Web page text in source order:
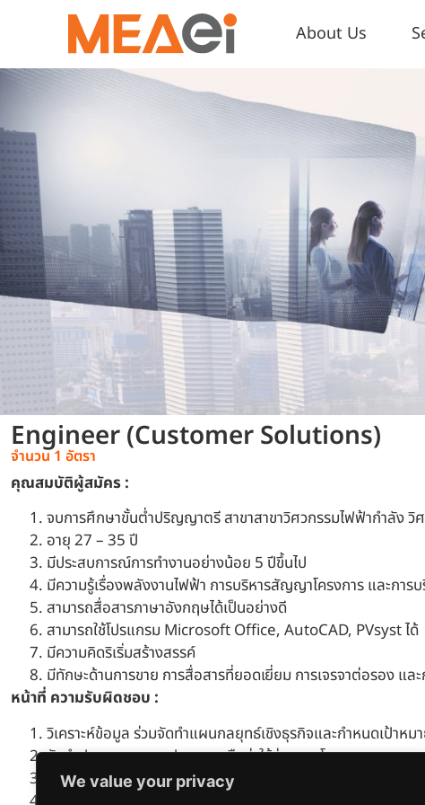
We value your privacy
About Us
Engineer (Customer Solutions)
จำนวน 1 อัตรา
คุณสมบัติผู้สมัคร :
จบการศึกษาขั้นต่ำปริญญาตรี สาขาสาขาวิศวกรรมไฟฟ้ากำลัง
อายุ 27 – 35 ปี
มีประสบการณ์การทำงานอย่างน้อย 5 ปีขึ้นไป
มีความรู้เรื่องพลังงานไฟฟ้า การบริหารสัญญาโครงการ และการ
สามารถสื่อสารภาษาอังกฤษได้เป็นอย่างดี
สามารถใช้โปรแกรม Microsoft Office, AutoCAD, PVsyst ได้
มีความคิดริเริ่มสร้างสรรค์
มีทักษะด้านการขาย การสื่อสารที่ยอดเยี่ยม การเจรจาต่อรอง และ
หน้าที่ ความรับผิดชอบ :
วิเคราะห์ข้อมูล ร่วมจัดทำแผนกลยุทธ์เชิงธุรกิจและกำหนดเป้าห
จัดทำประมาณการงบประมาณหรือค่าใช้จ่ายของโครงการ
จัดทำรายงานศึกษาความเป็นไปได้ในการลงทุนและข้อเสนอโครงก